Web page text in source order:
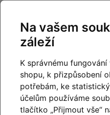
okolí.
pohodlné parkování
vyhrazených místech,
možnost krátké
okolí prodejny,
Na vašem
záleží
K správnému
shopu, k přizpůsobení
potřebám, ke
účelům používáme
tlačítko „Přijmout vše“